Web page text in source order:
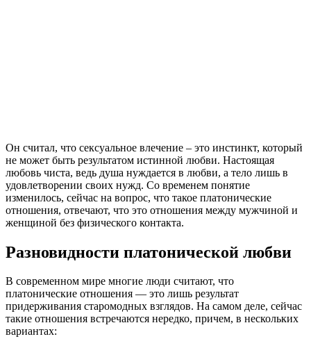
Он считал, что сексуальное влечение – это инстинкт, который
не может быть результатом истинной любви. Настоящая
любовь чиста, ведь душа нуждается в любви, а тело лишь в
удовлетворении своих нужд. Со временем понятие
изменилось, сейчас на вопрос, что такое платонические
отношения, отвечают, что это отношения между мужчиной и
женщиной без физического контакта.
Разновидности платонической любви
В современном мире многие люди считают, что
платонические отношения — это лишь результат
придерживания старомодных взглядов. На самом деле, сейчас
такие отношения встречаются нередко, причем, в нескольких
вариантах: